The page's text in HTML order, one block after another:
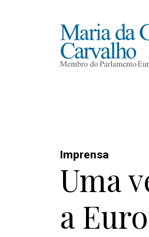
Imprensa
Uma
a